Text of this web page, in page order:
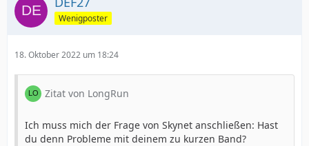
Wenigposter
18. Oktober 2022 um 18:24
Zitat von LongRun
Ich muss mich der Frage von Skynet anschließen: Hast
du denn Probleme mit deinem zu kurzen Band?